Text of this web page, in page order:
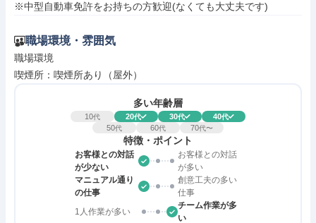
※中型自動車免許をお持ちの方歓迎(なくても大丈夫です)
職場環境・雰囲気
職場環境
喫煙所：喫煙所あり（屋外）
多い年齢層
10代 20代 30代 40代
50代 60代 70代〜
特徴・ポイント
お客様との対話
が少ない
お客様との対話
が多い
マニュアル通り
の仕事
創意工夫の多い
仕事
1人作業が多い
チーム作業が多
い